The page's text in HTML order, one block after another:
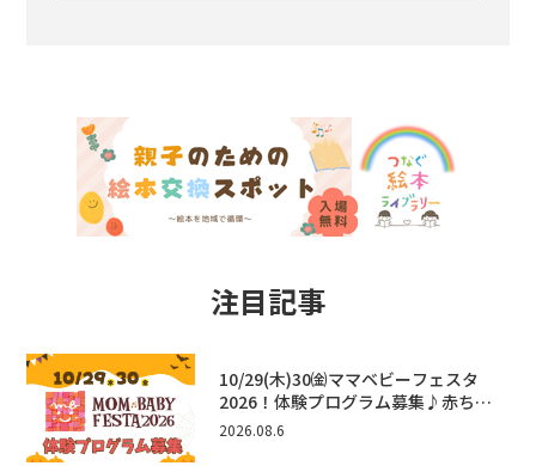
注目記事
10/29(木)30㈮ママベビーフェスタ
2026！体験プログラム募集♪赤ちゃ
ん向けイベントに出演しませんか？
2026.08.6